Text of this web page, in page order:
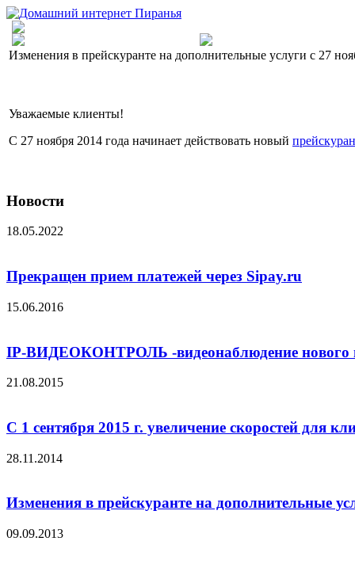
Изменения в прейскуранте на дополнительные услуги с 27
Уважаемые клиенты!
С 27 ноября 2014 года начинает действовать новый
Новости
18.05.2022
Прекращен прием платежей через Sipay.ru
15.06.2016
IP-ВИДЕОКОНТРОЛЬ -видеонаблюдение нового
21.08.2015
С 1 сентября 2015 г. увеличение скоростей для
28.11.2014
Изменения в прейскуранте на дополнительные
09.09.2013